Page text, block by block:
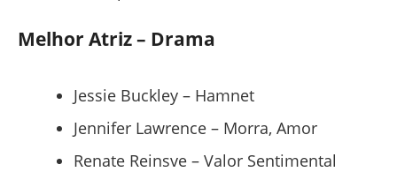
Melhor Atriz – Drama
Jessie Buckley – Hamnet
Jennifer Lawrence – Morra, Amor
Renate Reinsve – Valor Sentimental